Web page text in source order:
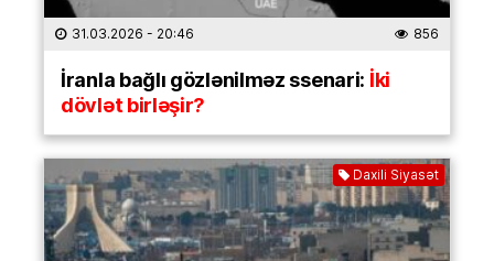
31.03.2026 - 20:46 856
İranla bağlı gözlənilməz ssenari: İki
dövlət birləşir?
Daxili Siyasət